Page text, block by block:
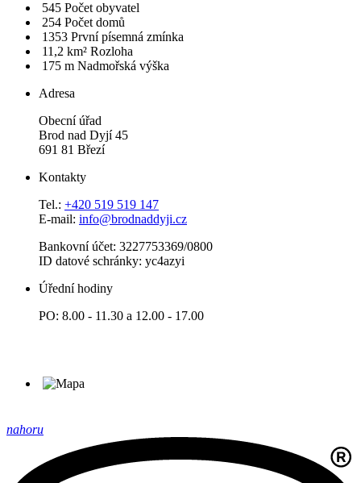
545 Počet obyvatel
254 Počet domů
1353 První písemná zmínka
11,2 km² Rozloha
175 m Nadmořská výška
Adresa
Obecní úřad
Brod nad Dyjí 45
691 81 Březí
Kontakty
Tel.: +420 519 519 147
E-mail: info@brodnaddyji.cz
Bankovní účet: 3227753369/0800
ID datové schránky: yc4azyi
Úřední hodiny
PO: 8.00 - 11.30 a 12.00 - 17.00
nahoru